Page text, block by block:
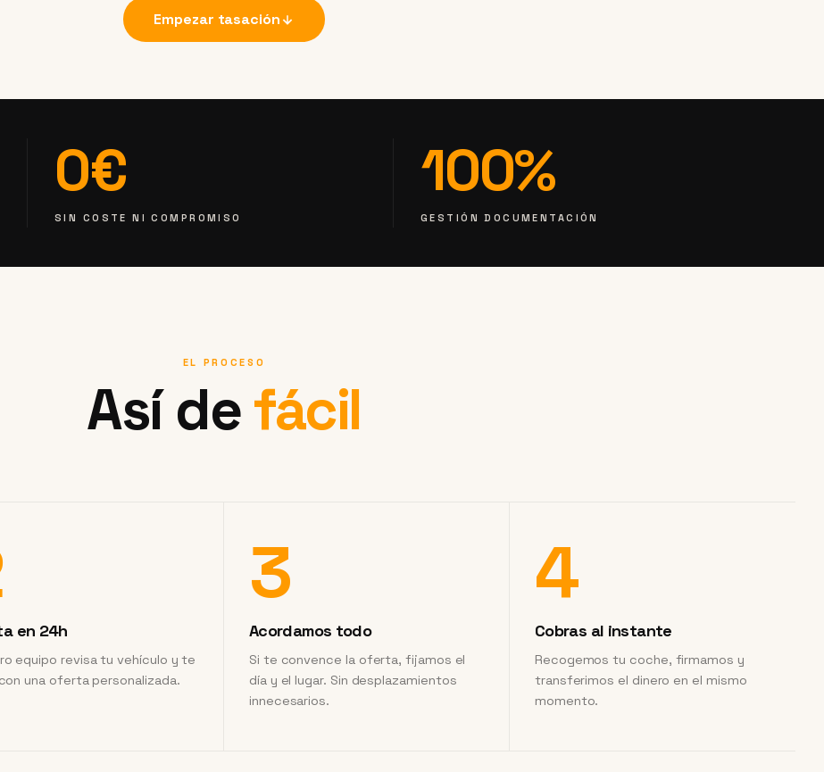
Empezar tasación
0€
SIN COSTE NI COMPROMISO
100%
GESTIÓN DOCUMENTACIÓN
EL PROCESO
Así defácil
en 24h
equipo revisa tu vehículo y te
una oferta personalizada.
3
Acordamos todo
Si te convence la oferta, fijamos el
día y el lugar. Sin desplazamientos
innecesarios.
4
Cobras al instante
Recogemos tu coche, firmamos y
transferimos el dinero en el mismo
momento.